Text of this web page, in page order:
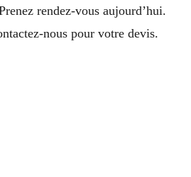
rendez-vous aujourd’hui.
nous pour votre devis.